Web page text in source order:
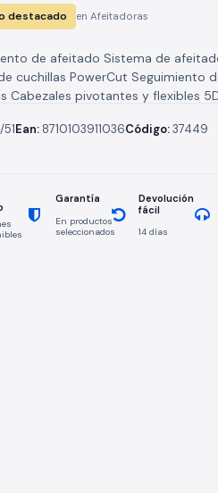
destacado en Afeitadoras
de afeitado Sistema de
cuchillas PowerCut Seguimiento
Cabezales pivotantes y flexibles
Indicador...
51Ean: 8710103911036Código:37449
Garantía
En productos
seleccionados
Devolución
fácil
14 días